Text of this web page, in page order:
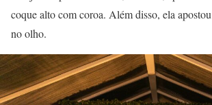
coque alto com coroa. Além disso, ela
no olho.